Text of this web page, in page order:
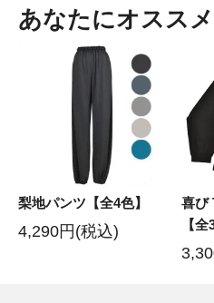
あなたにオスス
梨地パンツ【全4色】
4,290円(税込)
喜び
【全